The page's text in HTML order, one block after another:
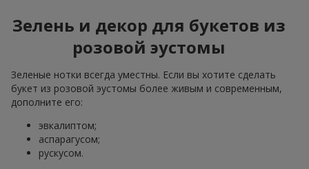
Зелень и декор для букетов из
розовой эустомы
Зеленые нотки всегда уместны. Если вы хотите сделать
букет из розовой эустомы более живым и современным,
дополните его:
эвкалиптом;
аспарагусом;
рускусом.